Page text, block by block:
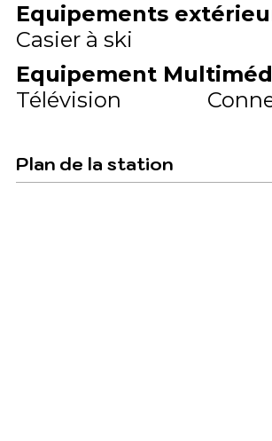
Equipements
Casier à ski
Equipement
Télévision
Plan de la station